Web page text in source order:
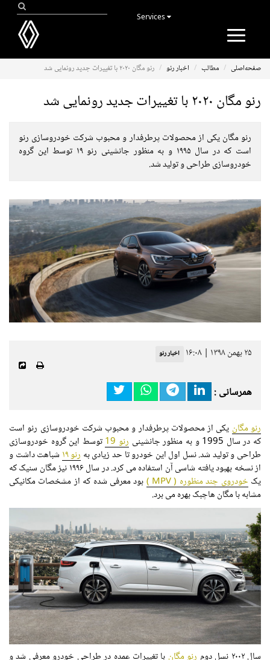
Toggle
صفحه‌اصلی مطالب اخبار رنو رنو مگان ۲۰۲۰ با تغییرات جدید رونمایی شد
رنو مگان ۲۰۲۰ با تغییرات جدید رونمایی شد
رنو مگان یکی از محصولات پرطرفدار و محبوب شرکت خودروسازی رنو
است که در سال ۱۹۹۵ و به منظور جانشینی رنو ۱۹ توسط این گروه
خودروسازی طراحی و تولید شد.
۲۵ بهمن ۱۳۹۸ | ۱۶:۰۸ اخبار رنو
همرسانی :
رنو مگان یکی از محصولات پرطرفدار و محبوب شرکت خودروسازی رنو است
که در سال 1995 و به منظور جانشینی
رنو 19
توسط این گروه خودروسازی
طراحی و تولید شد. نسل اول این خودرو تا حد زیادی به رنو ۱۹
شباهت داشت و
از نسخه بهبود یافته شاسی آن استفاده می کرد. در سال ۱۹۹۶ نیز مگان سنیک که
یک خودروی چند منظوره ( MPV )
بود معرفی شده که از مشخصات مکانیکی
مشابه با مگان هاچبک بهره می برد.
سال ۲۰۰۲ نسل دوم رنو مگان با تغییرات عمده در طراحی خودرو معرفی شد و